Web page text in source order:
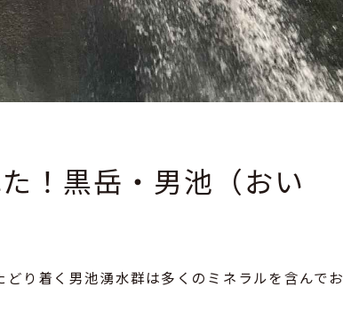
！黒岳・男池（おい
り着く男池湧水群は多くのミネラルを含んでお